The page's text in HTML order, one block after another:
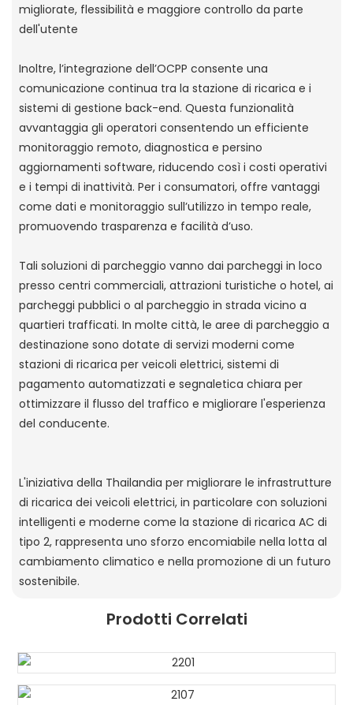
migliorate, flessibilità e maggiore controllo da parte
dell'utente
Inoltre, l’integrazione dell’OCPP consente una
comunicazione continua tra la stazione di ricarica e i
sistemi di gestione back-end. Questa funzionalità
avvantaggia gli operatori consentendo un efficiente
monitoraggio remoto, diagnostica e persino
aggiornamenti software, riducendo così i costi operativi
e i tempi di inattività. Per i consumatori, offre vantaggi
come dati e monitoraggio sull’utilizzo in tempo reale,
promuovendo trasparenza e facilità d’uso.
Tali soluzioni di parcheggio vanno dai parcheggi in loco
presso centri commerciali, attrazioni turistiche o hotel, ai
parcheggi pubblici o al parcheggio in strada vicino a
quartieri trafficati. In molte città, le aree di parcheggio a
destinazione sono dotate di servizi moderni come
stazioni di ricarica per veicoli elettrici, sistemi di
pagamento automatizzati e segnaletica chiara per
ottimizzare il flusso del traffico e migliorare l'esperienza
del conducente.
L'iniziativa della Thailandia per migliorare le infrastrutture
di ricarica dei veicoli elettrici, in particolare con soluzioni
intelligenti e moderne come la stazione di ricarica AC di
tipo 2, rappresenta uno sforzo encomiabile nella lotta al
cambiamento climatico e nella promozione di un futuro
sostenibile.
Prodotti Correlati